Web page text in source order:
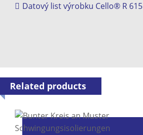
Datový list výrobku Cello® R 615
Related products